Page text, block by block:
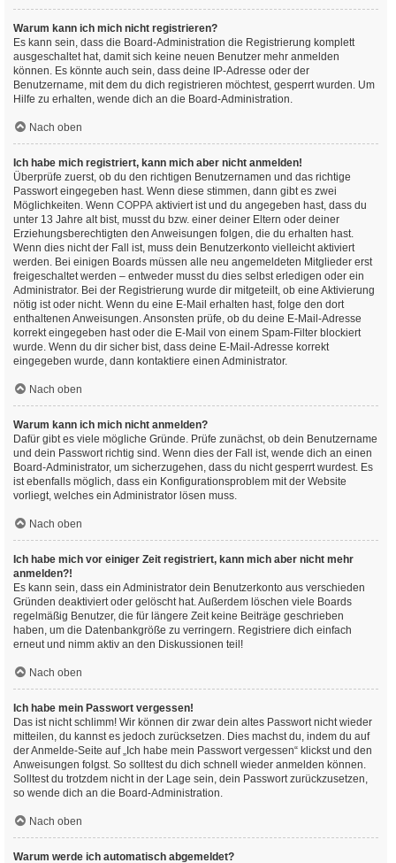
Warum kann ich mich nicht registrieren?
Es kann sein, dass die Board-Administration die Registrierung komplett
ausgeschaltet hat, damit sich keine neuen Benutzer mehr anmelden
können. Es könnte auch sein, dass deine IP-Adresse oder der
Benutzername, mit dem du dich registrieren möchtest, gesperrt wurden. Um
Hilfe zu erhalten, wende dich an die Board-Administration.
Nach oben
Ich habe mich registriert, kann mich aber nicht anmelden!
Überprüfe zuerst, ob du den richtigen Benutzernamen und das richtige
Passwort eingegeben hast. Wenn diese stimmen, dann gibt es zwei
Möglichkeiten. Wenn COPPA aktiviert ist und du angegeben hast, dass du
unter 13 Jahre alt bist, musst du bzw. einer deiner Eltern oder deiner
Erziehungsberechtigten den Anweisungen folgen, die du erhalten hast.
Wenn dies nicht der Fall ist, muss dein Benutzerkonto vielleicht aktiviert
werden. Bei einigen Boards müssen alle neu angemeldeten Mitglieder erst
freigeschaltet werden – entweder musst du dies selbst erledigen oder ein
Administrator. Bei der Registrierung wurde dir mitgeteilt, ob eine Aktivierung
nötig ist oder nicht. Wenn du eine E-Mail erhalten hast, folge den dort
enthaltenen Anweisungen. Ansonsten prüfe, ob du deine E-Mail-Adresse
korrekt eingegeben hast oder die E-Mail von einem Spam-Filter blockiert
wurde. Wenn du dir sicher bist, dass deine E-Mail-Adresse korrekt
eingegeben wurde, dann kontaktiere einen Administrator.
Nach oben
Warum kann ich mich nicht anmelden?
Dafür gibt es viele mögliche Gründe. Prüfe zunächst, ob dein Benutzername
und dein Passwort richtig sind. Wenn dies der Fall ist, wende dich an einen
Board-Administrator, um sicherzugehen, dass du nicht gesperrt wurdest. Es
ist ebenfalls möglich, dass ein Konfigurationsproblem mit der Website
vorliegt, welches ein Administrator lösen muss.
Nach oben
Ich habe mich vor einiger Zeit registriert, kann mich aber nicht mehr
anmelden?!
Es kann sein, dass ein Administrator dein Benutzerkonto aus verschieden
Gründen deaktiviert oder gelöscht hat. Außerdem löschen viele Boards
regelmäßig Benutzer, die für längere Zeit keine Beiträge geschrieben
haben, um die Datenbankgröße zu verringern. Registriere dich einfach
erneut und nimm aktiv an den Diskussionen teil!
Nach oben
Ich habe mein Passwort vergessen!
Das ist nicht schlimm! Wir können dir zwar dein altes Passwort nicht wieder
mitteilen, du kannst es jedoch zurücksetzen. Dies machst du, indem du auf
der Anmelde-Seite auf „Ich habe mein Passwort vergessen“ klickst und den
Anweisungen folgst. So solltest du dich schnell wieder anmelden können.
Solltest du trotzdem nicht in der Lage sein, dein Passwort zurückzusetzen,
so wende dich an die Board-Administration.
Nach oben
Warum werde ich automatisch abgemeldet?